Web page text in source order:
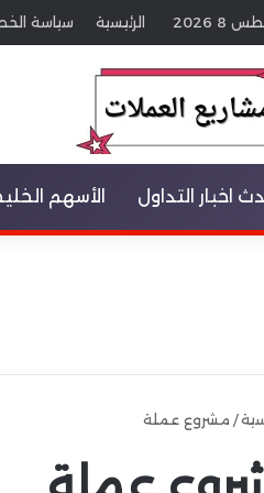
2026 الرئيسية سياسة
اخبار التداول الأسهم
/ مشروع عملة